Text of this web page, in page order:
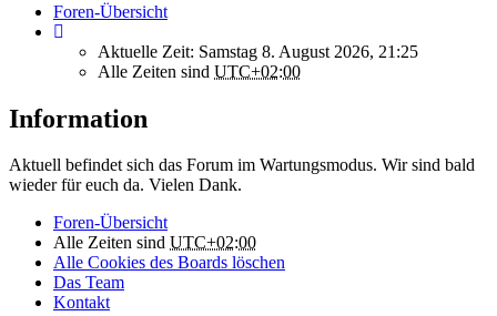
Foren-Übersicht
Aktuelle Zeit: Samstag 8. August 2026, 21:25
Alle Zeiten sind UTC+02:00
Information
Aktuell befindet sich das Forum im Wartungsmodus. Wir sind bald
wieder für euch da. Vielen Dank.
Foren-Übersicht
Alle Zeiten sind UTC+02:00
Alle Cookies des Boards löschen
Das Team
Kontakt